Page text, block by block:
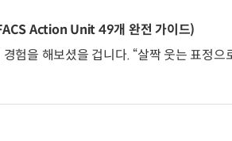
Action Unit 49개 완전 가이드)
험을 해보셨을 겁니다. “살짝 웃는 표정